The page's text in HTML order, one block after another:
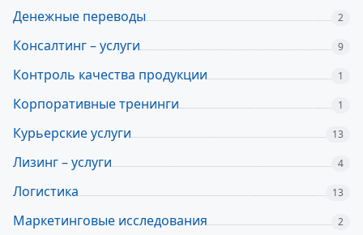
Денежные переводы 2
Консалтинг – услуги 9
Контроль качества продукции 1
Корпоративные тренинги 1
Курьерские услуги 13
Лизинг – услуги 4
Логистика 13
Маркетинговые исследования 2